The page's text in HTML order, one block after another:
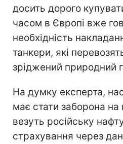
досить дорого
часом в Європі вже
необхідність
танкери, які
зріджений природний
На думку експерта,
має стати заборона на
везуть російську
страхування через